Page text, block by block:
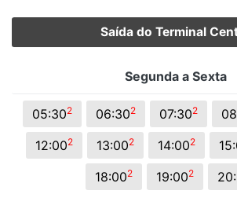
Saída do Terminal
Segunda a Sexta
05:302 06:302 07:302
12:002 13:002 14:002
18:002 19:002